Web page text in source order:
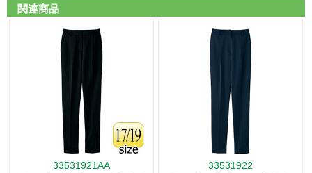
関連商品
33531921AA 33531922